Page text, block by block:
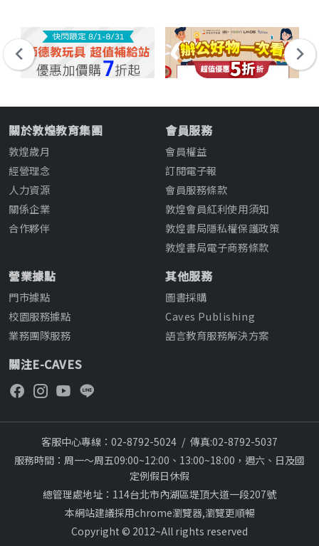
關於敦煌教育集團
敦煌歲月
經營理念
人力資源
關係企業
合作夥伴
會員服務
會員權益
訂閱電子報
會員服務條款
敦煌會員紅利使用須知
敦煌書局隱私權保護政策
敦煌書局電子商務條款
營業據點
門市據點
校園服務據點
業務團隊服務
其他服務
圖書採購
Caves Publishing
語言教育服務解決方案
關注E-CAVES
客服中心專線：02-8792-5024 / 傳真:02-8792-5037
服務時間：周一～周五09:00~12:00、13:00~18:00，週六、日及國
定例假日休假
總管理處地址：114台北市內湖區堤頂大道一段207號
本網站建議採用chrome瀏覽器,瀏覽更順暢
Copyright © 2012~All rights reserved